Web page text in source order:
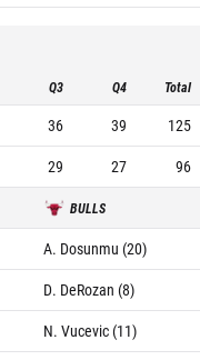
Q3 Q4 Total
36 39
125
29 27 96
BULLS
A. Dosunmu (20)
D. DeRozan (8)
N. Vucevic (11)